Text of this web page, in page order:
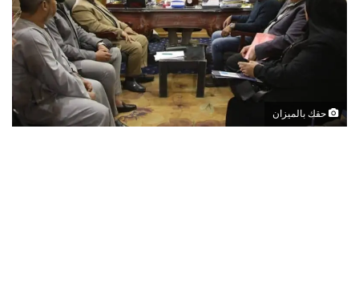
حقك بالميزان